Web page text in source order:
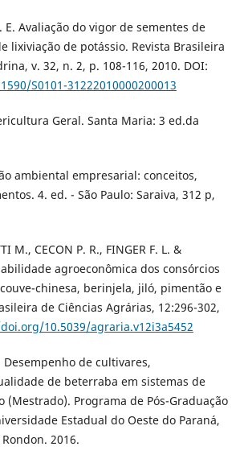
E. Avaliação do vigor de sementes de
lixiviação de potássio. Revista Brasileira
v. 32, n. 2, p. 108-116, 2010. DOI:
S0101-31222010000200013
Geral. Santa Maria: 3 ed.da
ambiental empresarial: conceitos,
4. ed. - São Paulo: Saraiva, 312 p,
M., CECON P. R., FINGER F. L. &
agroeconômica dos consórcios
chinesa, berinjela, jiló, pimentão e
de Ciências Agrárias, 12:296-302,
10.5039/agraria.v12i3a5452
Desempenho de cultivares,
de beterraba em sistemas de
(Mestrado). Programa de Pós-Graduação
Estadual do Oeste do Paraná,
2016.